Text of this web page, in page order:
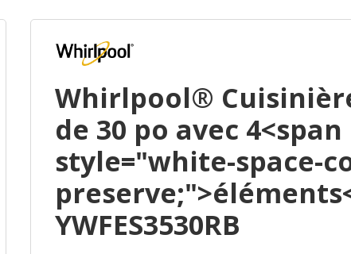
Whirlpool®
de 30 po avec 4<span
style="white-space-
YWFES3530RB